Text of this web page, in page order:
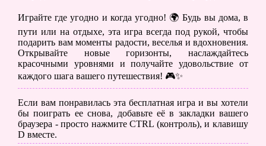
Играйте где угодно и когда угодно! 🌍 Будь вы дома, в
пути или на отдыхе, эта игра всегда под рукой, чтобы
подарить вам моменты радости, веселья и вдохновения.
Открывайте новые горизонты, наслаждайтесь
красочными уровнями и получайте удовольствие от
каждого шага вашего путешествия! 🎮✨
Если вам понравилась эта бесплатная игра и вы хотели
бы поиграть ее снова, добавьте её в закладки вашего
браузера - просто нажмите CTRL (контроль), и клавишу
D вместе.